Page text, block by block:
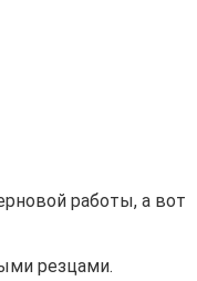
работы, а вот
резцами.